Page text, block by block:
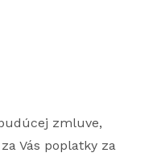
zmluve,
Vás poplatky za